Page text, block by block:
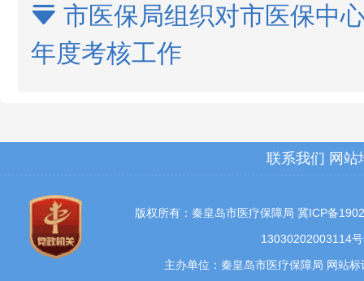
 市医保局组织对市医保中
年度考核工作
联系我们 网站
版权所有：秦皇岛市医疗保障局 冀ICP备
13030202003114号
主办单位：秦皇岛市医疗保障局 网站